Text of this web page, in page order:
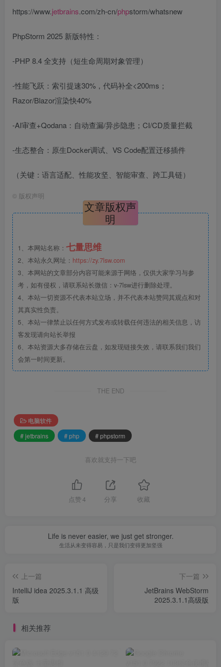
https://www.jetbrains.com/zh-cn/phpstorm/whatsnew
PhpStorm 2025 新版特性：
-PHP 8.4 全支持（短生命周期对象管理）
-性能飞跃：索引提速30%，代码补全<200ms；
Razor/Blazor渲染快40%
-AI审查+Qodana：自动查漏/异步隐患；CI/CD质量拦截
-生态整合：原生Docker调试、VS Code配置迁移插件
（关键：语言适配、性能攻坚、智能审查、跨工具链）
© 版权声明
文章版权声
明
1、本网站名称： 七量思维
2、本站永久网址： https://zy.7lsw.com
3、本网站的文章部分内容可能来源于网络，仅供大家学习与参
考，如有侵权，请联系站长微信：v-7lsw进行删除处理。
4、本站一切资源不代表本站立场，并不代表本站赞同其观点和对
其真实性负责。
5、本站一律禁止以任何方式发布或转载任何违法的相关信息，访
客发现请向站长举报
6、本站资源大多存储在云盘，如发现链接失效，请联系我们我们
会第一时间更新。
THE END
电脑软件
# jetbrains
# php # phpstorm
喜欢就支持一下吧
点赞 4 分享 收藏
Life is never easier, we just get stronger.
生活从未变得容易，只是我们变得更加坚强
上一篇
IntelliJ idea 2025.3.1.1 高级
版
下一篇
JetBrains WebStorm
2025.3.1.1高级版
相关推荐